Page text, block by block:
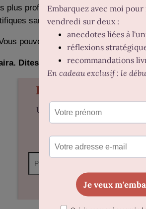
plus profondes. Difficile de sortir
sans précédent.
pouvez retrouver toutes les
Dites-moi si ça vous donne